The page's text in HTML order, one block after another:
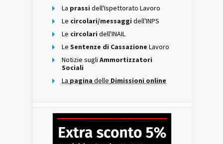
La prassi dell'Ispettorato Lavoro
Le circolari/messaggi dell'INPS
Le circolari dell'INAIL
Le Sentenze di Cassazione Lavoro
Notizie sugli Ammortizzatori
Sociali
La pagina delle Dimissioni online